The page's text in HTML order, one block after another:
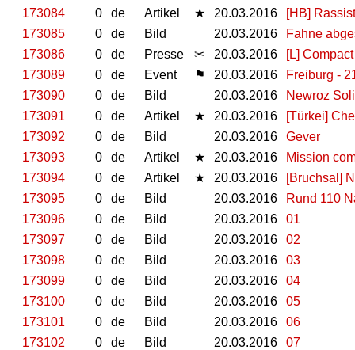
173084
0 de Artikel ★ 20.03.2016
[HB]
173085
0 de Bild 20.03.2016
Fahne
173086
0 de Presse ✂ 20.03.2016
[L]
173089
0 de Event ⚑ 20.03.2016
Freiburg -
173090
0 de Bild 20.03.2016
Newroz
173091
0 de Artikel ★ 20.03.2016
[Türkei]
173092
0 de Bild 20.03.2016
Gever
173093
0 de Artikel ★ 20.03.2016
Mission
173094
0 de Artikel ★ 20.03.2016
[Bruchsal]
173095
0 de Bild 20.03.2016
Rund 110
173096
0 de Bild 20.03.2016
01
173097
0 de Bild 20.03.2016
02
173098
0 de Bild 20.03.2016
03
173099
0 de Bild 20.03.2016
04
173100
0 de Bild 20.03.2016
05
173101
0 de Bild 20.03.2016
06
173102
0 de Bild 20.03.2016
07